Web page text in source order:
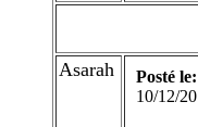
Asarah
Posté le:
10/12/